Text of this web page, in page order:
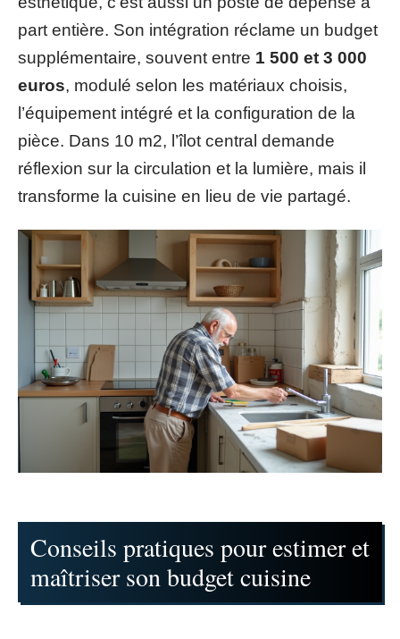
part entière. Son intégration réclame un budget
supplémentaire, souvent entre 1 500 et 3 000
euros, modulé selon les matériaux choisis,
l’équipement intégré et la configuration de la
pièce. Dans 10 m2, l’îlot central demande
réflexion sur la circulation et la lumière, mais il
transforme la cuisine en lieu de vie partagé.
Conseils pratiques pour estimer et
maîtriser son budget cuisine